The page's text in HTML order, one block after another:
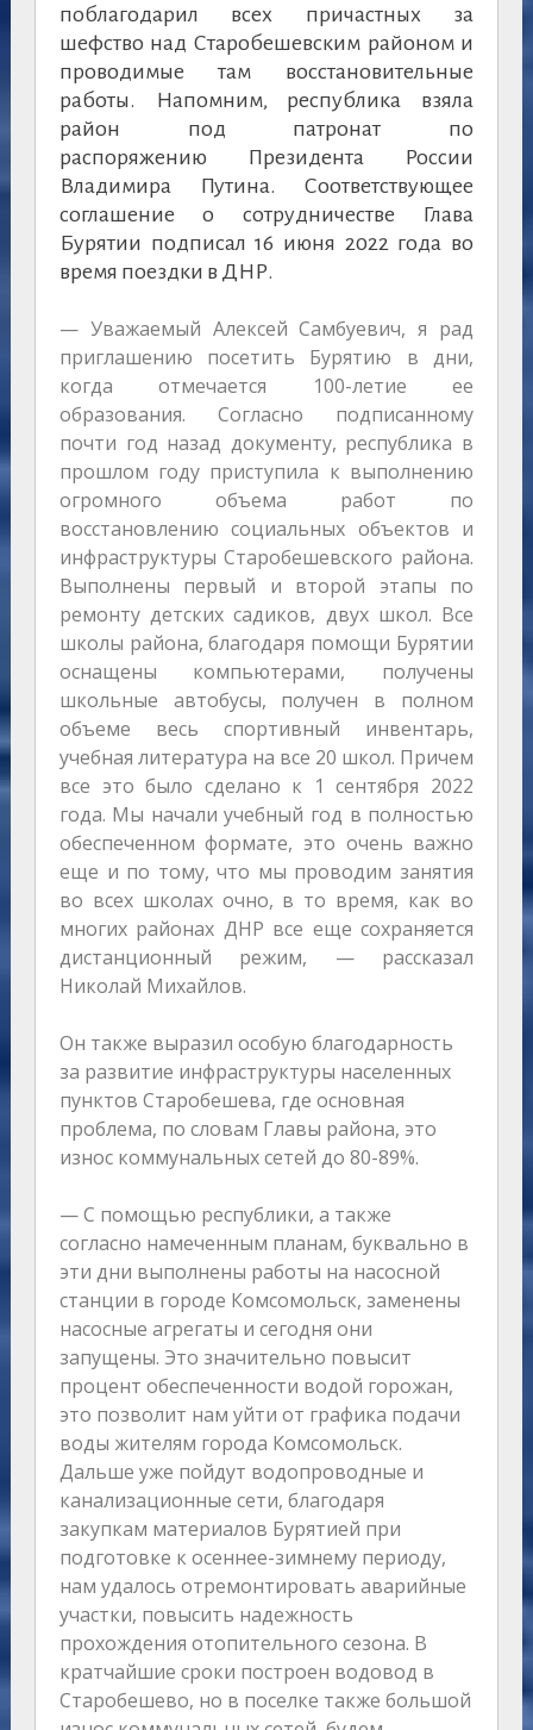
поблагодарил всех причастных за
шефство над Старобешевским районом и
проводимые там восстановительные
работы. Напомним, республика взяла
район под патронат по
распоряжению Президента России
Владимира Путина. Соответствующее
соглашение о сотрудничестве Глава
Бурятии подписал 16 июня 2022 года во
время поездки в ДНР.
— Уважаемый Алексей Самбуевич, я рад
приглашению посетить Бурятию в дни,
когда отмечается 100-летие ее
образования. Согласно подписанному
почти год назад документу, республика в
прошлом году приступила к выполнению
огромного объема работ по
восстановлению социальных объектов и
инфраструктуры Старобешевского района.
Выполнены первый и второй этапы по
ремонту детских садиков, двух школ. Все
школы района, благодаря помощи Бурятии
оснащены компьютерами, получены
школьные автобусы, получен в полном
объеме весь спортивный инвентарь,
учебная литература на все 20 школ. Причем
все это было сделано к 1 сентября 2022
года. Мы начали учебный год в полностью
обеспеченном формате, это очень важно
еще и по тому, что мы проводим занятия
во всех школах очно, в то время, как во
многих районах ДНР все еще сохраняется
дистанционный режим, — рассказал
Николай Михайлов.
Он также выразил особую благодарность
за развитие инфраструктуры населенных
пунктов Старобешева, где основная
проблема, по словам Главы района, это
износ коммунальных сетей до 80-89%.
— С помощью республики, а также
согласно намеченным планам, буквально в
эти дни выполнены работы на насосной
станции в городе Комсомольск, заменены
насосные агрегаты и сегодня они
запущены. Это значительно повысит
процент обеспеченности водой горожан,
это позволит нам уйти от графика подачи
воды жителям города Комсомольск.
Дальше уже пойдут водопроводные и
канализационные сети, благодаря
закупкам материалов Бурятией при
подготовке к осеннее-зимнему периоду,
нам удалось отремонтировать аварийные
участки, повысить надежность
прохождения отопительного сезона. В
кратчайшие сроки построен водовод в
Старобешево, но в поселке также большой